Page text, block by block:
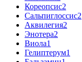
Кореопсис2
Сальпиглоссис2
Аквилегия2
Энотера2
Виола1
Гелиптерум1